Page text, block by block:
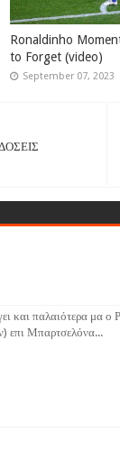
Ronaldinho
to Forget (video)
September 07, 2023
και παλαιότερα μα ο
επι Μπαρτσελόνα...